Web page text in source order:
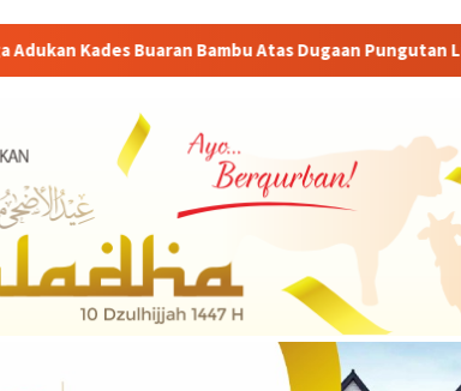
Bambu Atas Dugaan Pungutan Liar Pengurusan PM 1